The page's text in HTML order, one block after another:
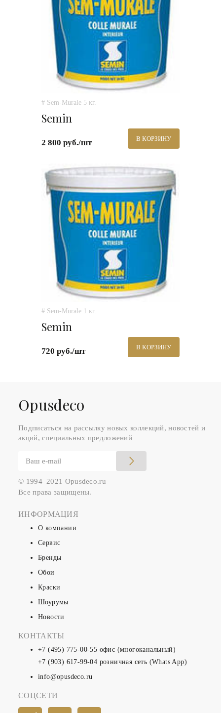
# Sem-Murale 5 кг.
Semin
2 800 руб./шт В КОРЗИНУ
# Sem-Murale 1 кг.
Semin
720 руб./шт В КОРЗИНУ
Оpusdeco
Подписаться на рассылку новых коллекций, новостей и
акций, специальных предложений
© 1994–2021 Opusdeco.ru
Все права защищены.
ИНФОРМАЦИЯ
О компании
Сервис
Бренды
Обои
Краски
Шоурумы
Новости
КОНТАКТЫ
+7 (495) 775-00-55 офис (многоканальный)
+7 (903) 617-99-04 розничная сеть (Whats App)
info@opusdeco.ru
СОЦСЕТИ